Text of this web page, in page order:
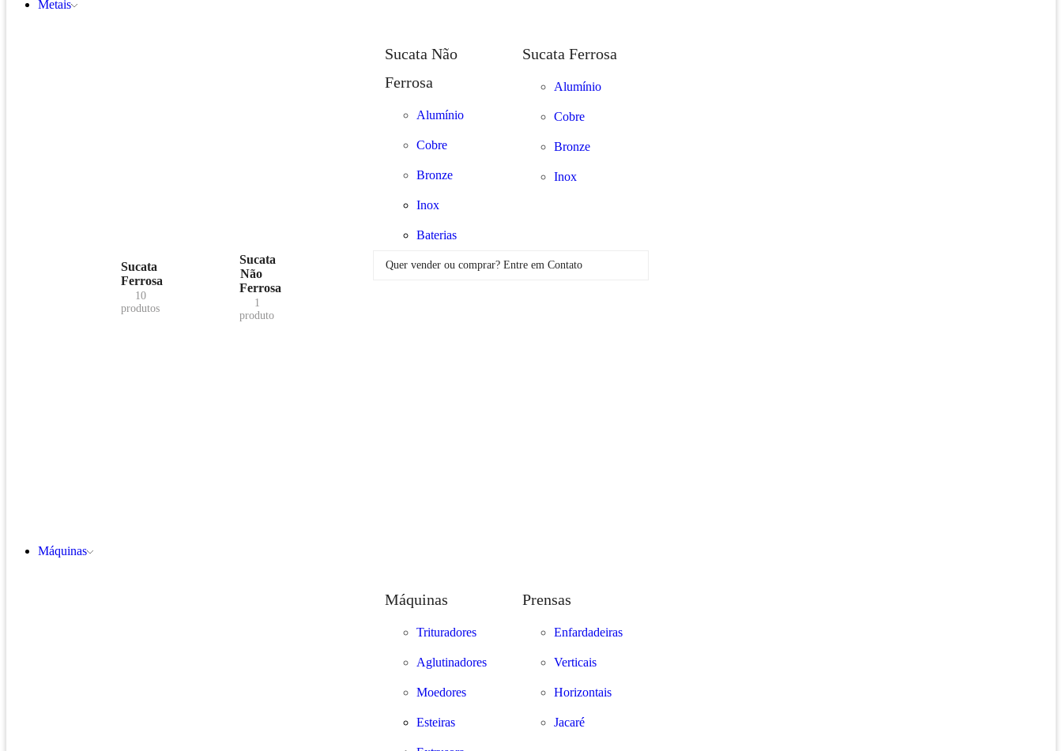
quantidade
Metais
Sucata
Ferrosa
10
produtos
Sucata
Não
Ferrosa
1
produto
Sucata Não
Ferrosa
Alumínio
Cobre
Bronze
Inox
Baterias
Sucata Ferrosa
Alumínio
Cobre
Bronze
Inox
Quer vender ou comprar? Entre em Contato
Máquinas
Máquinas
Trituradores
Aglutinadores
Moedores
Esteiras
Prensas
Enfardadeiras
Verticais
Horizontais
Jacaré